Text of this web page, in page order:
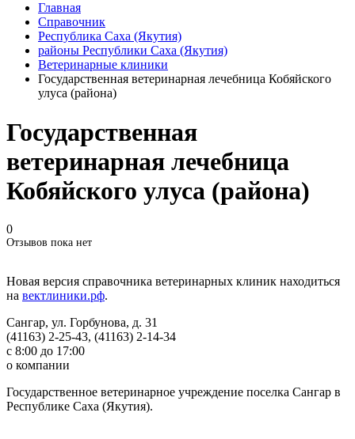
Главная
Справочник
Республика Саха (Якутия)
районы Республики Саха (Якутия)
Ветеринарные клиники
Государственная ветеринарная лечебница Кобяйского
улуса (района)
Государственная
ветеринарная лечебница
Кобяйского улуса (района)
0
Отзывов пока нет
Новая версия справочника ветеринарных клиник находиться
на вектлиники.рф.
Сангар, ул. Горбунова, д. 31
(41163) 2-25-43, (41163) 2-14-34
с 8:00 до 17:00
о компании
Государственное ветеринарное учреждение поселка Сангар в
Республике Саха (Якутия).